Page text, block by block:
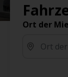
Ort der